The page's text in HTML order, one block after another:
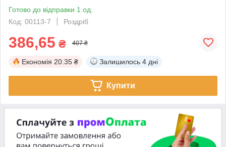
Готово до відправки 1 од.
Код: 00113-7
Роздріб
386,65 ₴ 407 ₴
Економія 20.35 ₴ Залишилось 4 дні
Купити